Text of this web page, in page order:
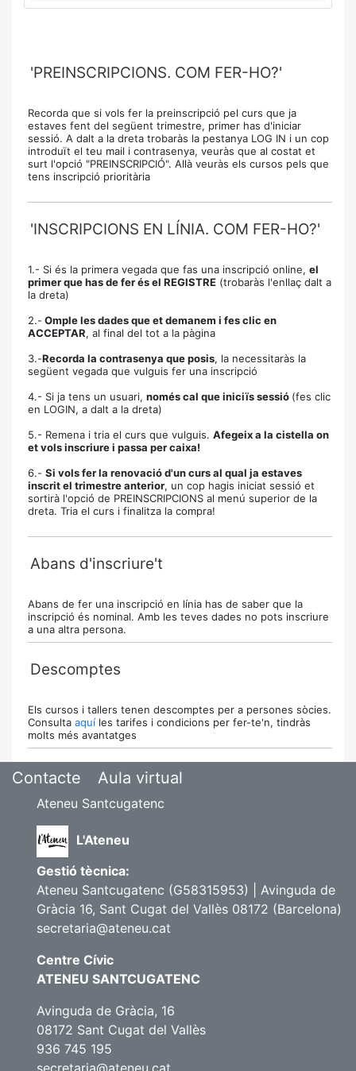
'PREINSCRIPCIONS. COM FER-HO?'
Recorda que si vols fer la preinscripció pel curs que ja
estaves fent del següent trimestre, primer has d'iniciar
sessió. A dalt a la dreta trobaràs la pestanya LOG IN i un cop
introduït el teu mail i contrasenya, veuràs que al costat et
surt l'opció "PREINSCRIPCIÓ". Allà veuràs els cursos pels que
tens inscripció prioritària
'INSCRIPCIONS EN LÍNIA. COM FER-HO?'
1.- Si és la primera vegada que fas una inscripció online, el
primer que has de fer és el REGISTRE (trobaràs l'enllaç dalt a
la dreta)
2.- Omple les dades que et demanem i fes clic en
ACCEPTAR, al final del tot a la pàgina
3.-Recorda la contrasenya que posis, la necessitaràs la
següent vegada que vulguis fer una inscripció
4.- Si ja tens un usuari, només cal que iniciïs sessió (fes clic
en LOGIN, a dalt a la dreta)
5.- Remena i tria el curs que vulguis. Afegeix a la cistella on
et vols inscriure i passa per caixa!
6.- Si vols fer la renovació d'un curs al qual ja estaves
inscrit el trimestre anterior, un cop hagis iniciat sessió et
sortirà l'opció de PREINSCRIPCIONS al menú superior de la
dreta. Tria el curs i finalitza la compra!
Abans d'inscriure't
Abans de fer una inscripció en línia has de saber que la
inscripció és nominal. Amb les teves dades no pots inscriure
a una altra persona.
Descomptes
Els cursos i tallers tenen descomptes per a persones sòcies.
Consulta aquí les tarifes i condicions per fer-te'n, tindràs
molts més avantatges
Contacte Aula virtual
Ateneu Santcugatenc
L'Ateneu
Gestió tècnica:
Ateneu Santcugatenc (G58315953) | Avinguda de
Gràcia 16, Sant Cugat del Vallès 08172 (Barcelona)
secretaria@ateneu.cat
Centre Cívic
ATENEU SANTCUGATENC
Avinguda de Gràcia, 16
08172 Sant Cugat del Vallès
936 745 195
secretaria@ateneu.cat